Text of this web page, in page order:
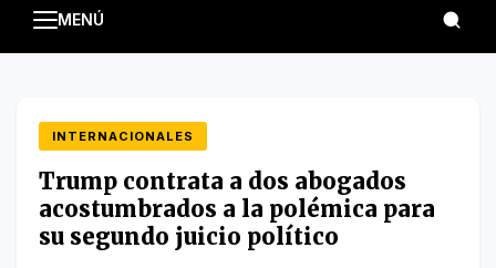
MENÚ
INTERNACIONALES
Trump contrata a dos abogados
acostumbrados a la polémica para
su segundo juicio político